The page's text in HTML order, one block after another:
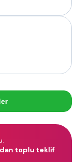
toplu teklif